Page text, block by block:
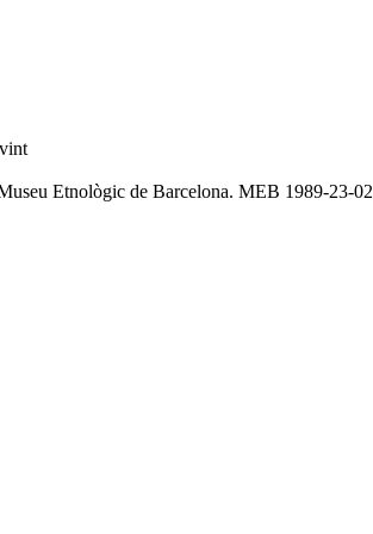
Etnològic de Barcelona. MEB 1989-23-02